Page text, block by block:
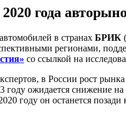
года
в странах БРИК
регионами,
со ссылкой на
в России рост
году ожидается снижение
году он останется